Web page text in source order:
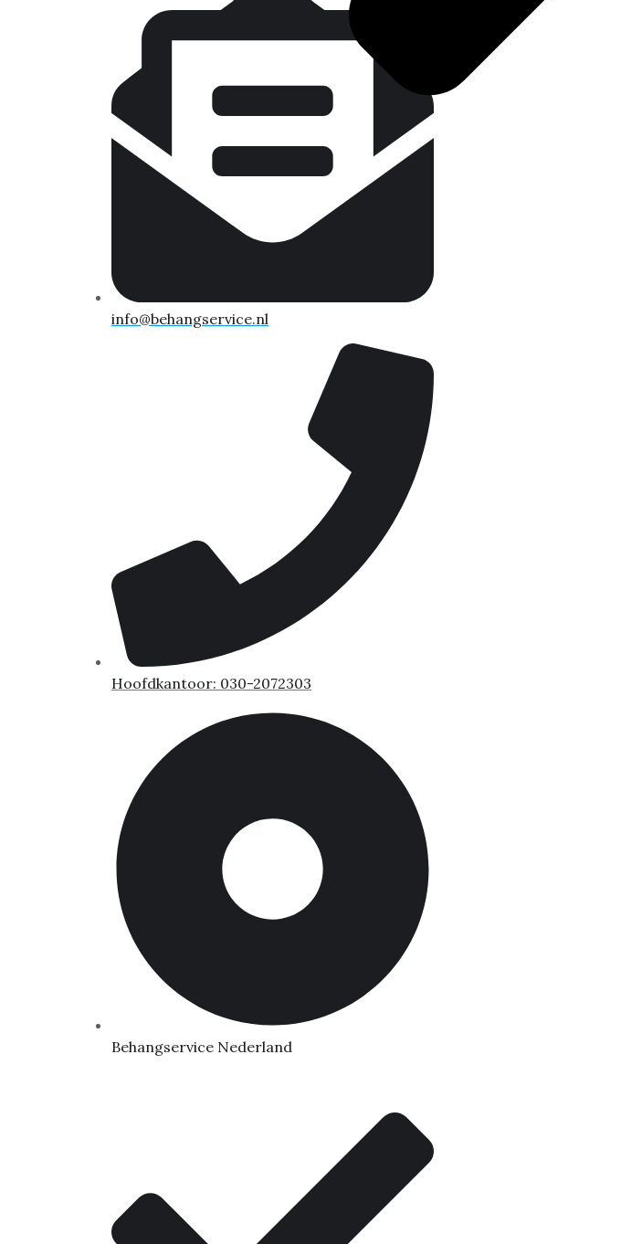
info@behangservice.nl
Hoofdkantoor: 030-2072303
Behangservice Nederland